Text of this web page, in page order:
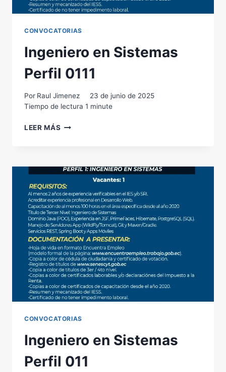
CONVOCATORIAS
Ingeniero en Sistemas
Perfil 0111
Por Raul Jimenez
23 de junio de 2025
Tiempo de lectura 1 minute
LEER MÁS INGENIERO
0111
CONVOCATORIAS
Ingeniero en Sistemas
Perfil 011